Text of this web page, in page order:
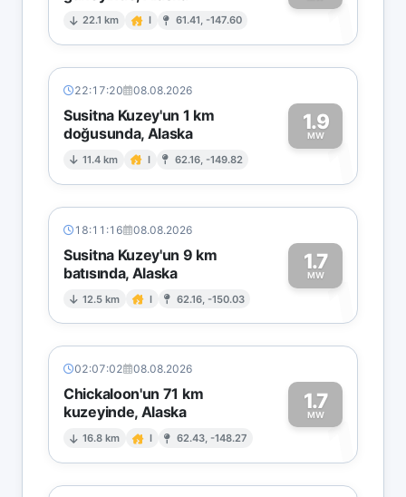
22.1 km I 61.41, -147.60 1
22:17:20 08.08.2026
Susitna Kuzey'un 1 km
doğusunda, Alaska
11.4 km I 62.16, -149.82
1.9
MW1
18:11:16 08.08.2026
Susitna Kuzey'un 9 km
batısında, Alaska
12.5 km I 62.16, -150.03
1.7
MW1
02:07:02 08.08.2026
Chickaloon'un 71 km
kuzeyinde, Alaska
16.8 km I 62.43, -148.27
1.7
MW1